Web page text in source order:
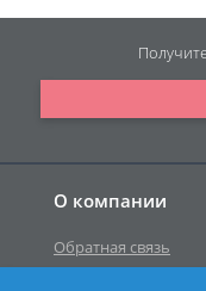
О компании
Обратная связь